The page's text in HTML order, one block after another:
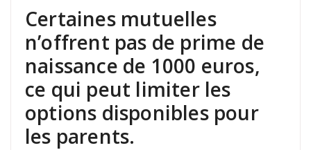
Certaines mutuelles
n’offrent pas de prime de
naissance de 1000 euros,
ce qui peut limiter les
options disponibles pour
les parents.